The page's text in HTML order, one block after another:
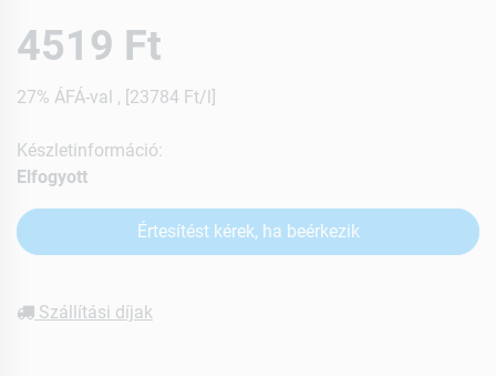
4519 Ft
27% ÁFÁ-val , [23784 Ft/l]
Készletinformáció:
Elfogyott
Értesítést kérek, ha beérkezik
Szállítási díjak